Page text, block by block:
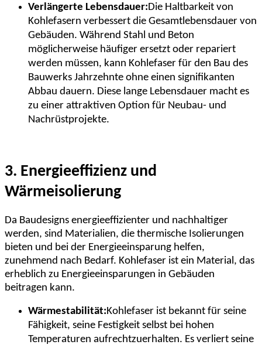
Verlängerte Lebensdauer:Die Haltbarkeit von
Kohlefasern verbessert die Gesamtlebensdauer von
Gebäuden. Während Stahl und Beton
möglicherweise häufiger ersetzt oder repariert
werden müssen, kann Kohlefaser für den Bau des
Bauwerks Jahrzehnte ohne einen signifikanten
Abbau dauern. Diese lange Lebensdauer macht es
zu einer attraktiven Option für Neubau- und
Nachrüstprojekte.
3. Energieeffizienz und
Wärmeisolierung
Da Baudesigns energieeffizienter und nachhaltiger
werden, sind Materialien, die thermische Isolierungen
bieten und bei der Energieeinsparung helfen,
zunehmend nach Bedarf. Kohlefaser ist ein Material, das
erheblich zu Energieeinsparungen in Gebäuden
beitragen kann.
Wärmestabilität:Kohlefaser ist bekannt für seine
Fähigkeit, seine Festigkeit selbst bei hohen
Temperaturen aufrechtzuerhalten. Es verliert seine